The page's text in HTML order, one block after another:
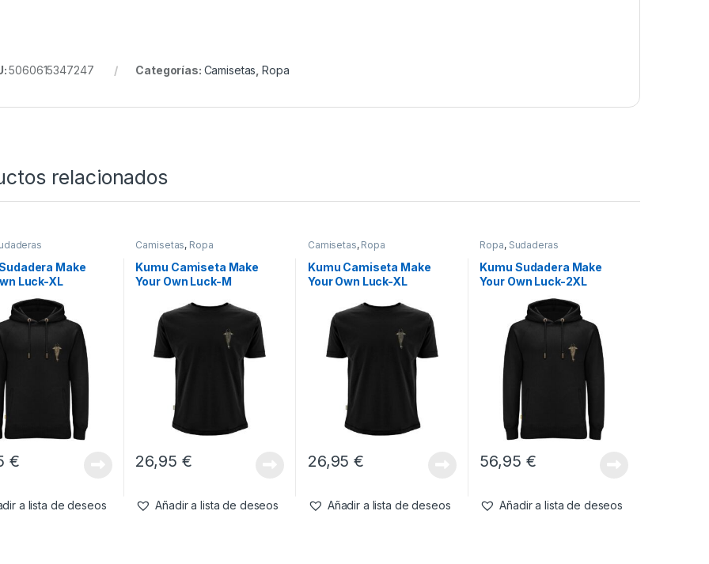
5060615347247 Categorías: Camisetas ,Ropa
relacionados
Make
Luck-XL
€
a lista de deseos
Camisetas, Ropa
Kumu Camiseta Make
Your Own Luck-M
26,95 €
Añadir a lista de deseos
Camisetas, Ropa
Kumu Camiseta Make
Your Own Luck-XL
26,95€
Añadir a lista de deseos
Ropa, Sudaderas
Kumu Sudadera Make
Your Own Luck-2XL
56,95 €
Añadir a lista de deseos